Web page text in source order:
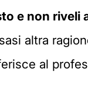
e non riveli
altra
al